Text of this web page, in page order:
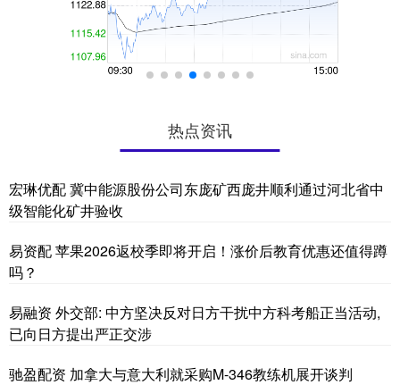
热点资讯
宏琳优配 冀中能源股份公司东庞矿西庞井顺利通过河北省中
级智能化矿井验收
易资配 苹果2026返校季即将开启！涨价后教育优惠还值得蹲
吗？
易融资 外交部: 中方坚决反对日方干扰中方科考船正当活动,
已向日方提出严正交涉
驰盈配资 加拿大与意大利就采购M-346教练机展开谈判